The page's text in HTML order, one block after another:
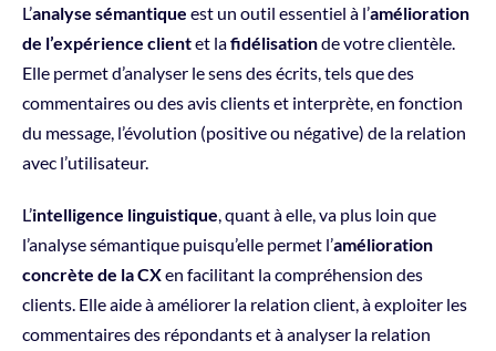
L’analyse sémantique est un outil essentiel à l’amélioration
de l’expérience clientet lafidélisationde votre clientèle.
Elle permet d’analyser le sens des écrits, tels que des
commentaires ou des avis clients et interprète, en fonction
du message, l’évolution (positive ou négative) de la relation
avec l’utilisateur.
L’intelligence linguistique , quant à elle, va plus loin que
l’analyse sémantique puisqu’elle permet l’amélioration
concrète de la CXen facilitant la compréhension des
clients. Elle aide à améliorer la relation client, à exploiter les
commentaires des répondants et à analyser la relation